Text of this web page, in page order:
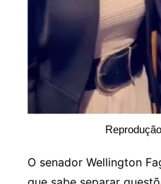
O senador Wellington